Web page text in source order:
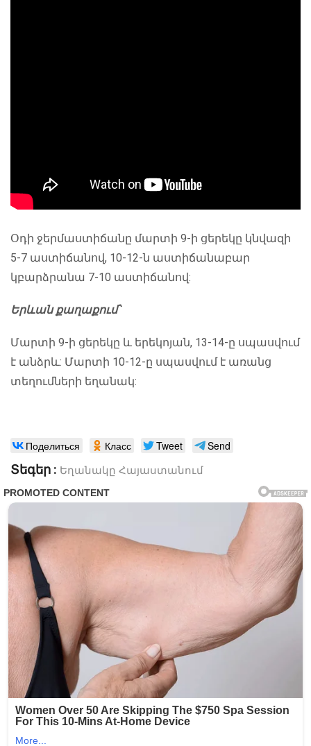
Օդի ջերմաստիճանը մարտի 9-ի ցերեկը կնվազի
5-7 աստիճանով, 10-12-ն աստիճանաբար
կբարձրանա 7-10 աստիճանով:
Երևան քաղաքում՝
Մարտի 9-ի ցերեկը և երեկոյան, 13-14-ը սպասվում
է անձրև: Մարտի 10-12-ը սպասվում է առանց
տեղումների եղանակ:
Поделиться Класс Tweet Send
Տեգեր : Եղանակը Հայաստանում